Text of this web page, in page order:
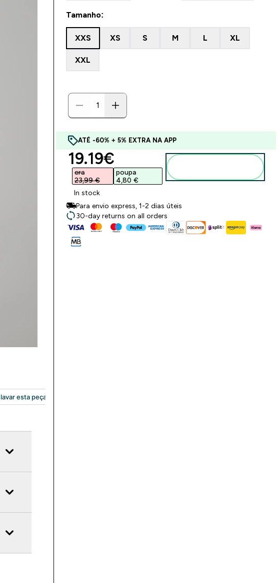
Tamanho:
XXS XS S M L XL
XXL
ATÉ -60% + 5% EXTRA NA APP
discounted price
19.19€‎
era
23,99 €‎
poupa
4,80 €‎
In stock
Para envio express, 1-2 dias úteis
30-day returns on all orders